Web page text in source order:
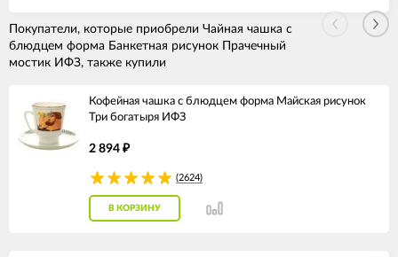
Покупатели, которые приобрели Чайная чашка с
блюдцем форма Банкетная рисунок Прачечный
мостик ИФЗ, также купили
Кофейная чашка с блюдцем форма Майская рисунок
Три богатыря ИФЗ
2 894 ₽
(2624)
В КОРЗИНУ